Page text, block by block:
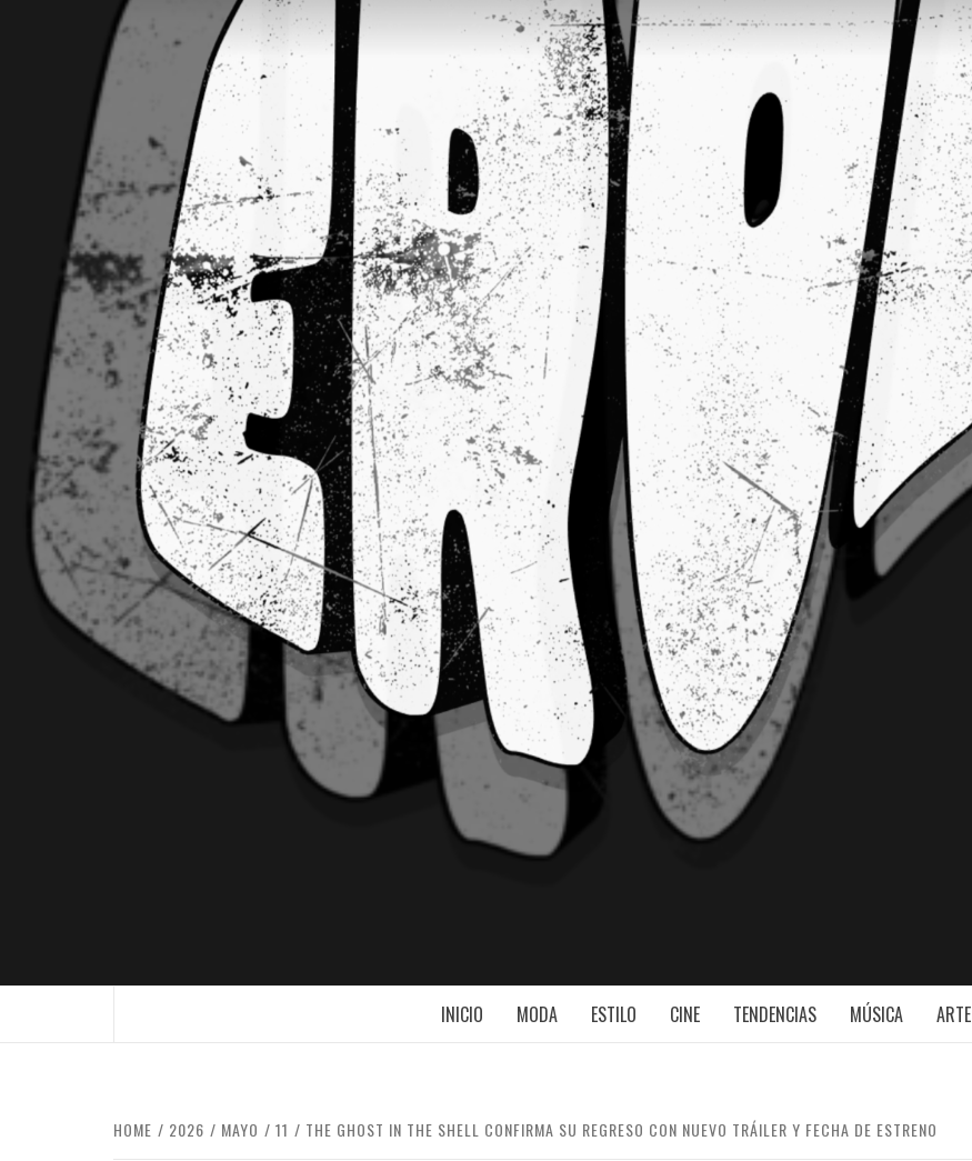
INICIO MODA ESTILO CINE TENDENCIAS MÚSICA ARTE
HOME 2026 MAYO 11 THE GHOST IN THE SHELL CONFIRMA SU REGRESO CON NUEVO TRÁILER Y FECHA DE ESTRENO